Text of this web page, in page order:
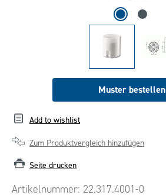
Muster bestellen
Add to wishlist
Zum Produktvergleich hinzufügen
Seite drucken
Artikelnummer: 22.317.4001-0